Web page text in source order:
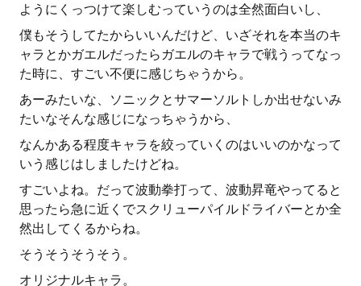
ようにくっつけて楽しむっていうのは全然面白いし、
僕もそうしてたからいいんだけど、いざそれを本当のキ
ャラとかガエルだったらガエルのキャラで戦うってなっ
た時に、すごい不便に感じちゃうから。
あーみたいな、ソニックとサマーソルトしか出せないみ
たいなそんな感じになっちゃうから、
なんかある程度キャラを絞っていくのはいいのかなって
いう感じはしましたけどね。
すごいよね。だって波動拳打って、波動昇竜やってると
思ったら急に近くでスクリューパイルドライバーとか全
然出してくるからね。
そうそうそうそう。
オリジナルキャラ。